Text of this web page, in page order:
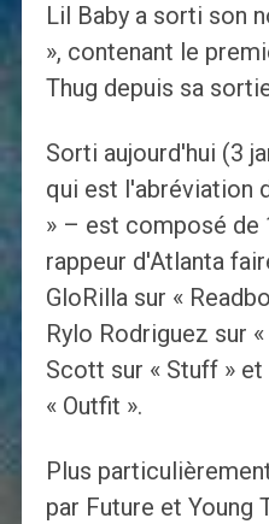
Lil Baby a sorti son
», contenant le
Thug depuis sa
Sorti aujourd'hui (3
qui est l'abréviation
» – est composé
rappeur d'Atlanta
GloRilla sur «
Rylo Rodriguez sur
Scott sur « Stuff » et
« Outfit ».
Plus
par Future et Young